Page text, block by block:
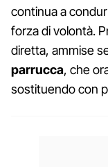
continua a
forza di volontà.
diretta, ammise
parrucca, che
sostituendo con